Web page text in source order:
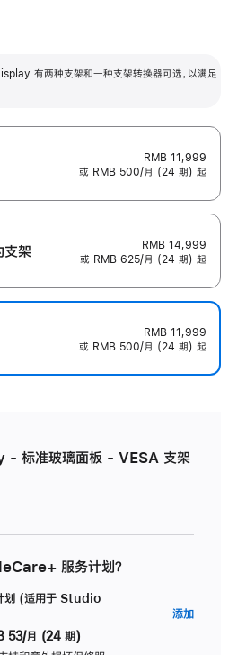
有两种支架和一种支架转换器可选，以满足
RMB 11,999
或 RMB 500/月 (24 期) 起
支‍架
RMB 14,999
或 RMB 625/月 (24 期) 起
RMB 11,999
或 RMB 500/月 (24 期) 起
标准玻璃面板 - VESA 支架
服务计划？
划 (适用于 Studio
53/月 (24 期)
添加